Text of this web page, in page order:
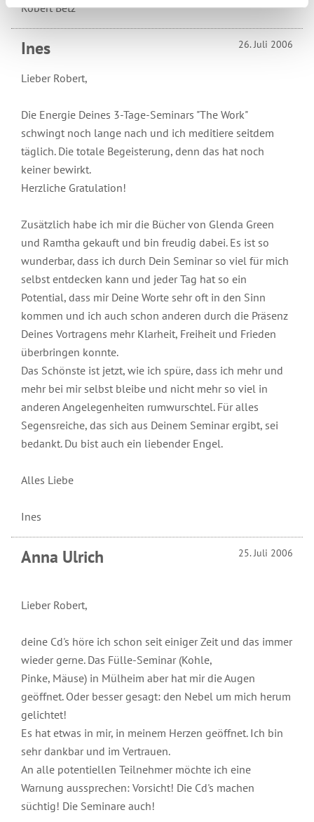
Robert Betz
26. Juli 2006
Ines
Lieber Robert,
Die Energie Deines 3-Tage-Seminars "The Work"
schwingt noch lange nach und ich meditiere seitdem
täglich. Die totale Begeisterung, denn das hat noch
keiner bewirkt.
Herzliche Gratulation!
Zusätzlich habe ich mir die Bücher von Glenda Green
und Ramtha gekauft und bin freudig dabei. Es ist so
wunderbar, dass ich durch Dein Seminar so viel für mich
selbst entdecken kann und jeder Tag hat so ein
Potential, dass mir Deine Worte sehr oft in den Sinn
kommen und ich auch schon anderen durch die Präsenz
Deines Vortragens mehr Klarheit, Freiheit und Frieden
überbringen konnte.
Das Schönste ist jetzt, wie ich spüre, dass ich mehr und
mehr bei mir selbst bleibe und nicht mehr so viel in
anderen Angelegenheiten rumwurschtel. Für alles
Segensreiche, das sich aus Deinem Seminar ergibt, sei
bedankt. Du bist auch ein liebender Engel.
Alles Liebe
Ines
25. Juli 2006
Anna Ulrich
Lieber Robert,
deine Cd's höre ich schon seit einiger Zeit und das immer
wieder gerne. Das Fülle-Seminar (Kohle,
Pinke, Mäuse) in Mülheim aber hat mir die Augen
geöffnet. Oder besser gesagt: den Nebel um mich herum
gelichtet!
Es hat etwas in mir, in meinem Herzen geöffnet. Ich bin
sehr dankbar und im Vertrauen.
An alle potentiellen Teilnehmer möchte ich eine
Warnung aussprechen: Vorsicht! Die Cd's machen
süchtig! Die Seminare auch!